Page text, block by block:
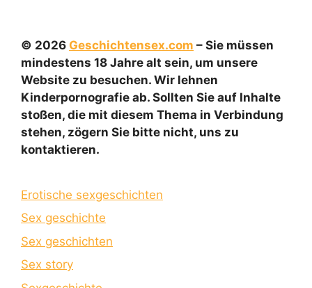
© 2026 Geschichtensex.com – Sie müssen
mindestens 18 Jahre alt sein, um unsere
Website zu besuchen. Wir lehnen
Kinderpornografie ab. Sollten Sie auf Inhalte
stoßen, die mit diesem Thema in Verbindung
stehen, zögern Sie bitte nicht, uns zu
kontaktieren.
Erotische sexgeschichten
Sex geschichte
Sex geschichten
Sex story